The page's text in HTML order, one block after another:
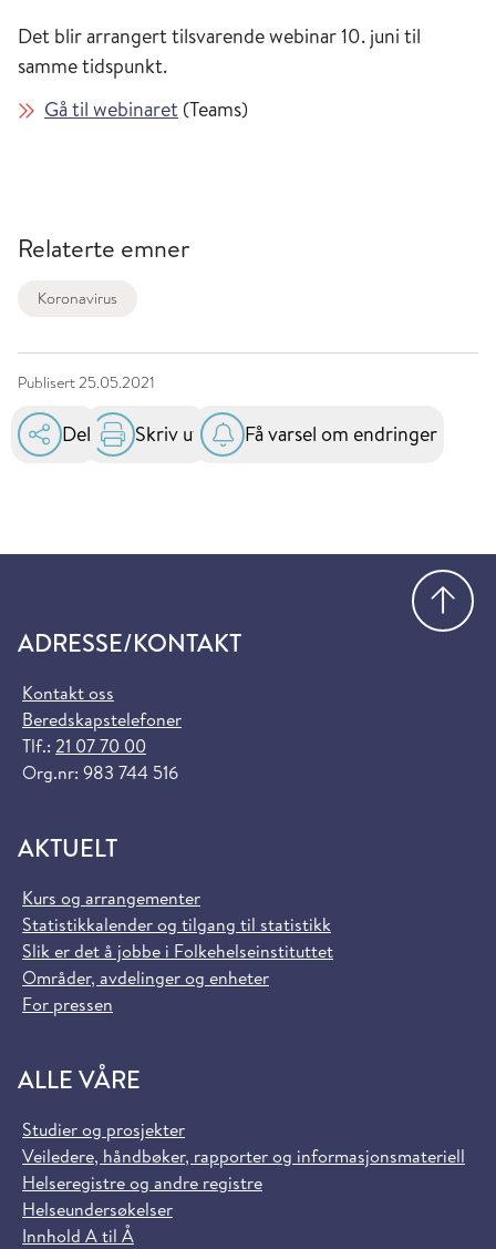
Det blir arrangert tilsvarende webinar 10. juni til
samme tidspunkt.
Gå til webinaret (Teams)
Relaterte emner
Koronavirus
Publisert25.05.2021
Del Skriv ut Få varsel om endringer
ADRESSE/KONTAKT
Kontakt oss
Beredskapstelefoner
Tlf.: 21 07 70 00
Org.nr: 983 744 516
AKTUELT
Kurs og arrangementer
Statistikkalender og tilgang til statistikk
Slik er det å jobbe i Folkehelseinstituttet
Områder, avdelinger og enheter
For pressen
ALLE VÅRE
Studier og prosjekter
Veiledere, håndbøker, rapporter og informasjonsmateriell
Helseregistre og andre registre
Helseundersøkelser
Innhold A til Å